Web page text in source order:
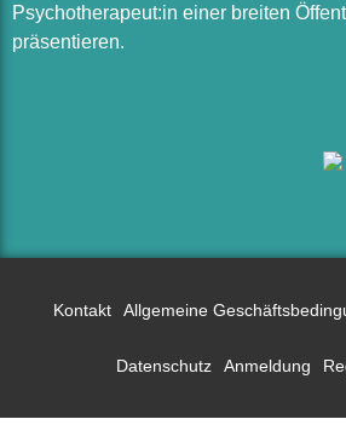
Psychotherapeut:in einer breiten
präsentieren.
Kontakt Allgemeine
Datenschutz Anmeldung